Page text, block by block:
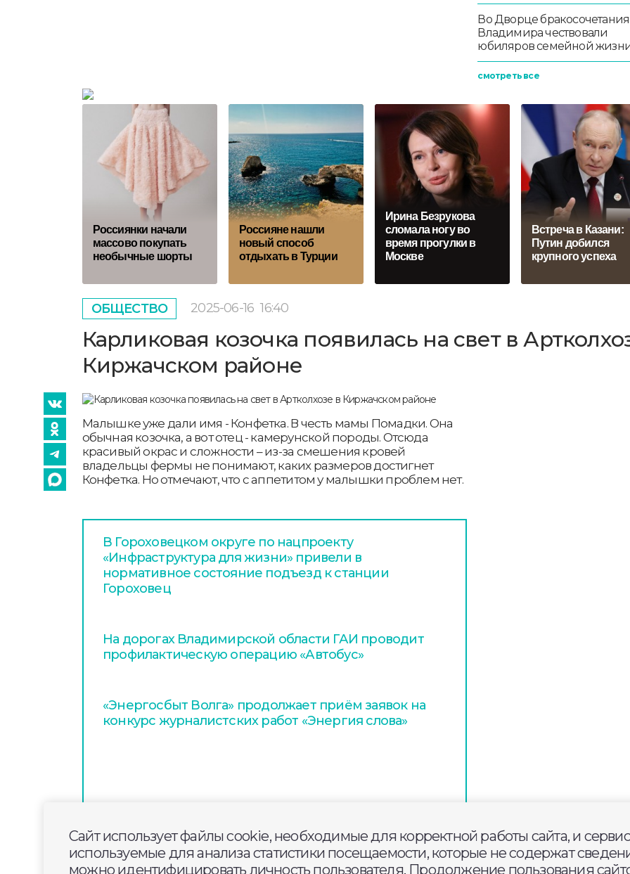
Во Дворце бракосочетания
Владимира чествовали
юбиляров семейной
смотреть все
Россиянки начали
массово покупать
необычные шорты
Россияне нашли
новый способ
отдыхать в Турции
Ирина Безрукова
сломала ногу во
время прогулки в
Москве
Встреча в Казани:
Путин добился
крупного успеха
ОБЩЕСТВО 2025-06-16 16:40
Карликовая козочка появилась на свет в
Киржачском районе
Малышке уже дали имя - Конфетка. В честь мамы Помадки. Она
обычная козочка, а вот отец - камерунской породы. Отсюда
красивый окрас и сложности – из-за смешения кровей
владельцы фермы не понимают, каких размеров достигнет
Конфетка. Но отмечают, что с аппетитом у малышки проблем нет.
В Гороховецком округе по нацпроекту
«Инфраструктура для жизни» привели в
нормативное состояние подъезд к станции
Гороховец
На дорогах Владимирской области ГАИ проводит
профилактическую операцию «Автобус»
«Энергосбыт Волга» продолжает приём заявок на
конкурс журналистских работ «Энергия слова»
Сайт использует файлы cookie, необходимые для корректной работы сайта, и
используемые для анализа статистики посещаемости, которые не содержат
можно идентифицировать личность пользователя. Продолжение пользования